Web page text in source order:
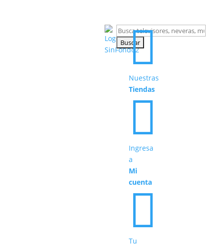
Buscar:
Nuestras
Tiendas

Ingresa
a
Mi
cuenta

Tu